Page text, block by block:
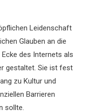
Leidenschaft
Glauben an die
des Internets als
gestaltet. Sie ist fest
zu Kultur und
Barrieren
sollte.